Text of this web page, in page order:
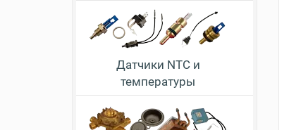
Датчики NTC и
температуры